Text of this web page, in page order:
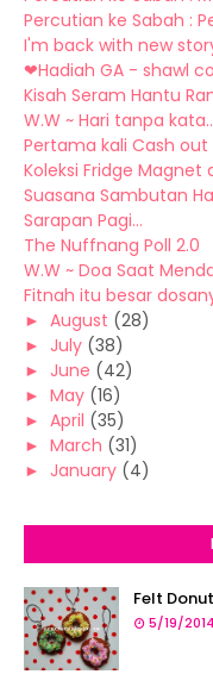
Percutian ke Sabah :
I'm back with new
❤Hadiah GA - shawl
Kisah Seram Hantu
W.W ~ Hari tanpa
Pertama kali Cash
Koleksi Fridge Magnet
Suasana Sambutan
Sarapan Pagi...
The Nuffnang Poll 2.0
W.W ~ Doa Saat
Fitnah itu besar
► August (28)
► July (38)
► June (42)
► May (16)
► April (35)
► March (31)
► January (4)
Felt Donut
5/19/